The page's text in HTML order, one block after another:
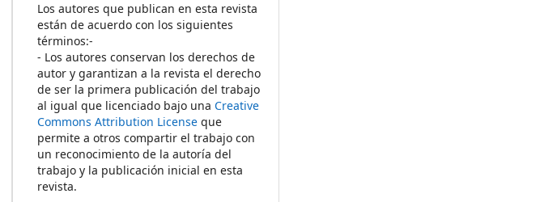
Los autores que publican en esta revista
están de acuerdo con los siguientes
términos:-
- Los autores conservan los derechos de
autor y garantizan a la revista el derecho
de ser la primera publicación del trabajo
al igual que licenciado bajo unaCreative
Commons Attribution License que
permite a otros compartir el trabajo con
un reconocimiento de la autoría del
trabajo y la publicación inicial en esta
revista.